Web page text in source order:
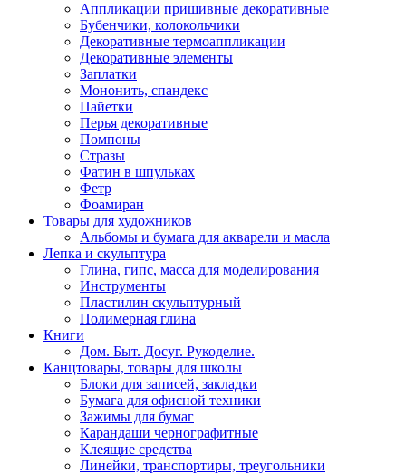
Аппликации пришивные декоративные
Бубенчики, колокольчики
Декоративные термоаппликации
Декоративные элементы
Заплатки
Мононить, спандекс
Пайетки
Перья декоративные
Помпоны
Стразы
Фатин в шпульках
Фетр
Фоамиран
Товары для художников
Альбомы и бумага для акварели и масла
Лепка и скульптура
Глина, гипс, масса для моделирования
Инструменты
Пластилин скульптурный
Полимерная глина
Книги
Дом. Быт. Досуг. Рукоделие.
Канцтовары, товары для школы
Блоки для записей, закладки
Бумага для офисной техники
Зажимы для бумаг
Карандаши чернографитные
Клеящие средства
Линейки, транспортиры, треугольники